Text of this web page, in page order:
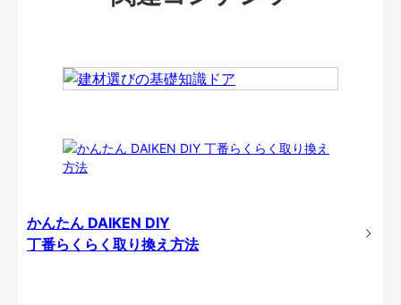
かんたん DAIKEN DIY
丁番らくらく取り換え方法